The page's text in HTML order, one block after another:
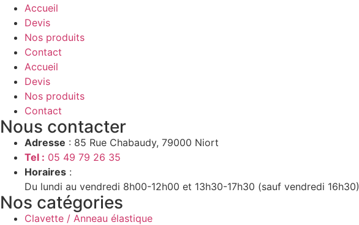
Accueil
Devis
Nos produits
Contact
Accueil
Devis
Nos produits
Contact
Nous contacter
Adresse : 85 Rue Chabaudy, 79000 Niort
Tel : 05 49 79 26 35
Horaires :
Du lundi au vendredi 8h00-12h00 et 13h30-17h30 (sauf vendredi 16h30)
Nos catégories
Clavette / Anneau élastique